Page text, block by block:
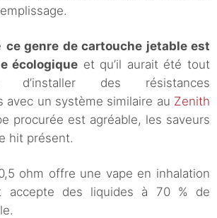
ce genre de cartouche jetable est
écologique et qu’il aurait été tout
d’installer des résistances
avec un système similaire au Zenith
procurée est agréable, les saveurs
hit présent.
ohm offre une vape en inhalation
accepte des liquides à 70 % de